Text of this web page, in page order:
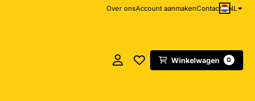
Over onsAccount aanmakenContact NL
Winkelwagen 0